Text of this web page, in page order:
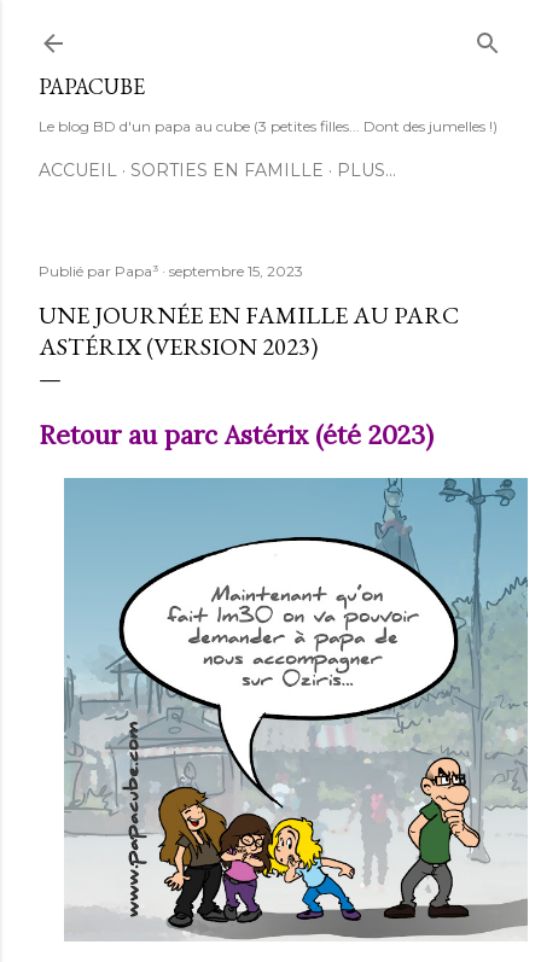
PAPACUBE
Le blog BD d'un papa au cube (3 petites filles... Dont des jumelles !)
ACCUEIL SORTIES EN FAMILLE PLUS…
Publié par Papa³ septembre 15, 2023
UNE JOURNÉE EN FAMILLE AU PARC
ASTÉRIX (VERSION 2023)
Retour au parc Astérix (été 2023)